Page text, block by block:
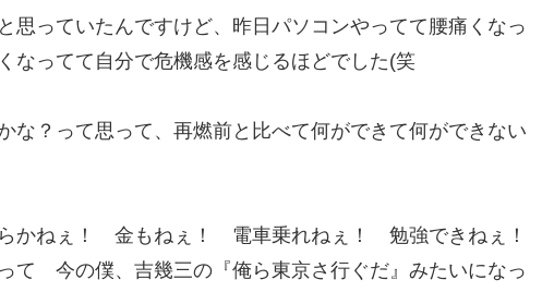
思っていたんですけど、昨日パソコンやってて腰痛くなっ
なってて自分で危機感を感じるほどでした(笑
な？って思って、再燃前と比べて何ができて何ができない
かねぇ！ 金もねぇ！ 電車乗れねぇ！ 勉強できねぇ！
今の僕、吉幾三の『俺ら東京さ行ぐだ』みたいになっ